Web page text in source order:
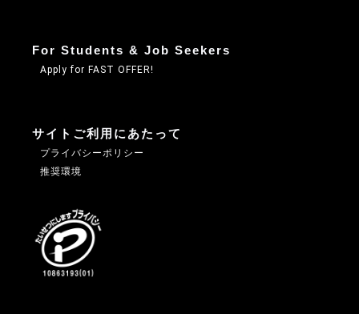
For Students & Job Seekers
Apply for FAST OFFER!
サイトご利用にあたって
プライバシーポリシー
推奨環境